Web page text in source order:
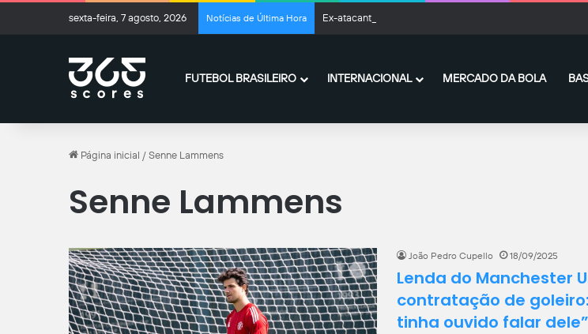
sexta-feira, 7 agosto, 2026 Notícias de Última Hora Ex-atacante do Fluminense desperta interesse de Arsenal
FUTEBOL BRASILEIRO INTERNACIONAL MERCADO DA BOLA
Página inicial / Senne Lammens
Senne Lammens
João Pedro Cupello 18/09/2025
Lenda do Manchester
contratação de
tinha ouvido falar dele”